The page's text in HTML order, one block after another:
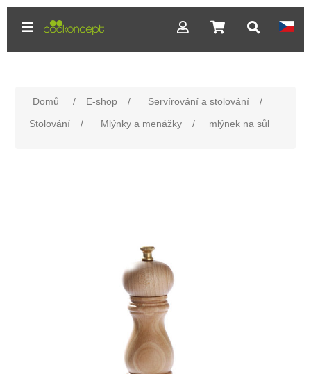
Domů / E-shop / Servírování a stolování
/
Stolování
/ Mlýnky a menážky / mlýnek na sůl